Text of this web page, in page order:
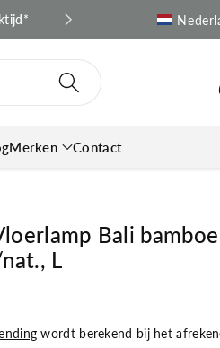
Snelle verzending |
Merken Contact
Bali
L
wordt berekend bij het